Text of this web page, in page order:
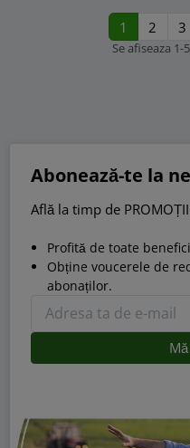
1 2 3
Se afiseaza
Abonează-te la
Află la timp de PROMOȚII
Profită de toate
Obține voucerele de
abonaților.